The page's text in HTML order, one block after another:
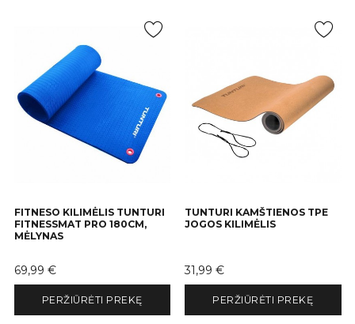
FITNESO KILIMĖLIS TUNTURI
FITNESSMAT PRO 180CM,
MĖLYNAS
Kaina
69,99 €
PERŽIŪRĖTI PREKĘ
TUNTURI KAMŠTIENOS TPE
JOGOS KILIMĖLIS
Kaina
31,99 €
PERŽIŪRĖTI PREKĘ